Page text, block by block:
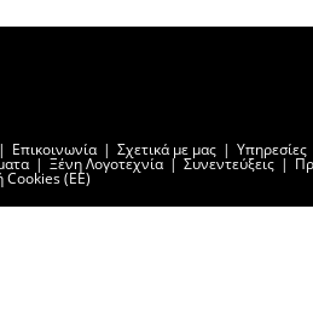
Επικοινωνία Σχετικά με μας Υπηρεσίες
Ξένη Λογοτεχνία Συνεντεύξεις
Cookies (ΕΕ)